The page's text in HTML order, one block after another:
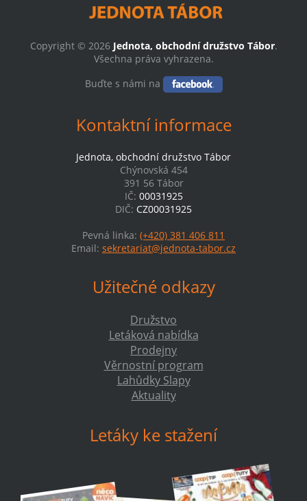
Copyright © 2026 Jednota, obchodní družstvo Tábor.
Všechna práva vyhrazena.
Buďte s námi na
Kontaktní informace
Jednota, obchodní družstvo Tábor
Chýnovská 454
391 56 Tábor
IČ: 00031925
DIČ: CZ00031925
Pevná linka: (+420) 381 406 811
Email: sekretariat@jednota-tabor.cz
Užitečné odkazy
Družstvo
Letáková nabídka
Prodejny
Věrnostní program
Lahůdky Slapy
Aktuality
Letáky ke stažení